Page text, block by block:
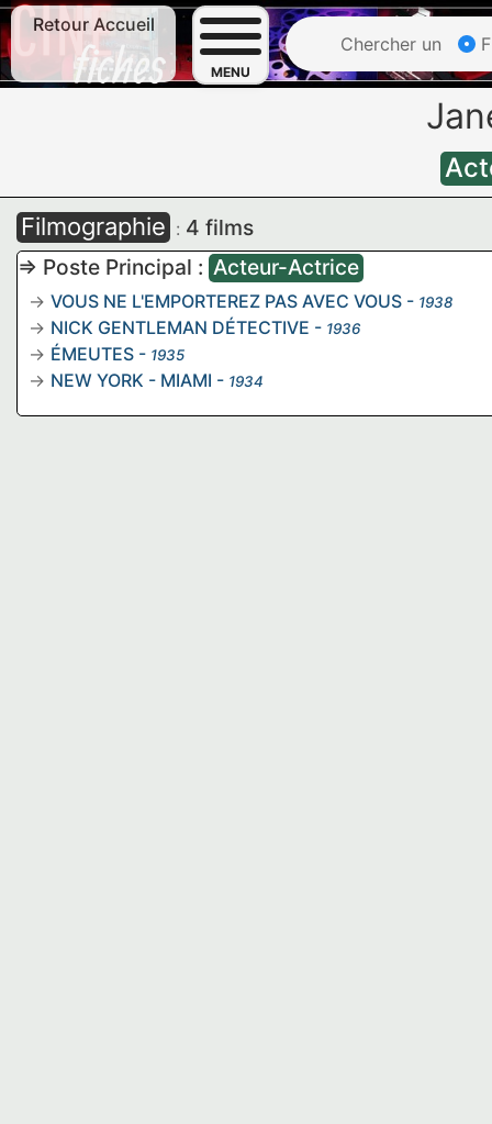
Retour Accueil
MENU
Chercher un
Filmographie : 4 films
=> Poste Principal : Acteur-Actrice
VOUS NE L'EMPORTEREZ PAS AVEC VOUS - 1938
NICK GENTLEMAN DÉTECTIVE - 1936
ÉMEUTES - 1935
NEW YORK - MIAMI - 1934